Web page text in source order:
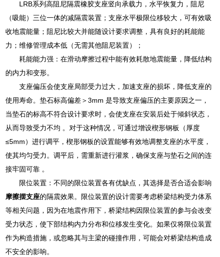
LRB系列高阻尼隔震橡胶支座竖向承载力，水平恢复力，阻尼
（吸能）三位一体的减隔震装置；支座水平极限位移较大，可有效吸
收地震能量；阻尼比较大并能随设计要求调整，具有良好的耗能能
力；维修管理成本低（无需其他阻尼装置）；
耗能能力强：在滑动摩擦过程中能有效耗散地震能量，降低结构
的内力和变形。
支座偏压会使支座局部受力过大，加速支座的损坏，降低支座的
使用寿命。垫石标高偏差＞3mm 是导致支座偏压的主要原因之一，
当垫石的标高不符合设计要求时，会使支座在安装后处于倾斜状态，
从而导致受力不均 。对于这种情况，可通过增设楔形钢板（厚度
≤5mm）进行调平，楔形钢板的设置能够有效地调整支座的水平度，
使其均匀受力。调平后，需重新进行灌浆，确保支座与垫石之间的连
接牢固可靠 。
限位装置：不同的限位装置各有优缺点，其选择是否合适会影响
摩擦摆支座的隔震效果。限位装置的设计需要考虑桥梁结构受力体系
等相关问题，因为在地震作用下，桥梁结构因限位装置的参与会改变
受力状态，使下部结构内力分布和位移发生变化。如果仅将限位装置
作为构造措施，或忽略其与主梁的碰撞作用，可能会对桥梁结构造成
不安全的影响。